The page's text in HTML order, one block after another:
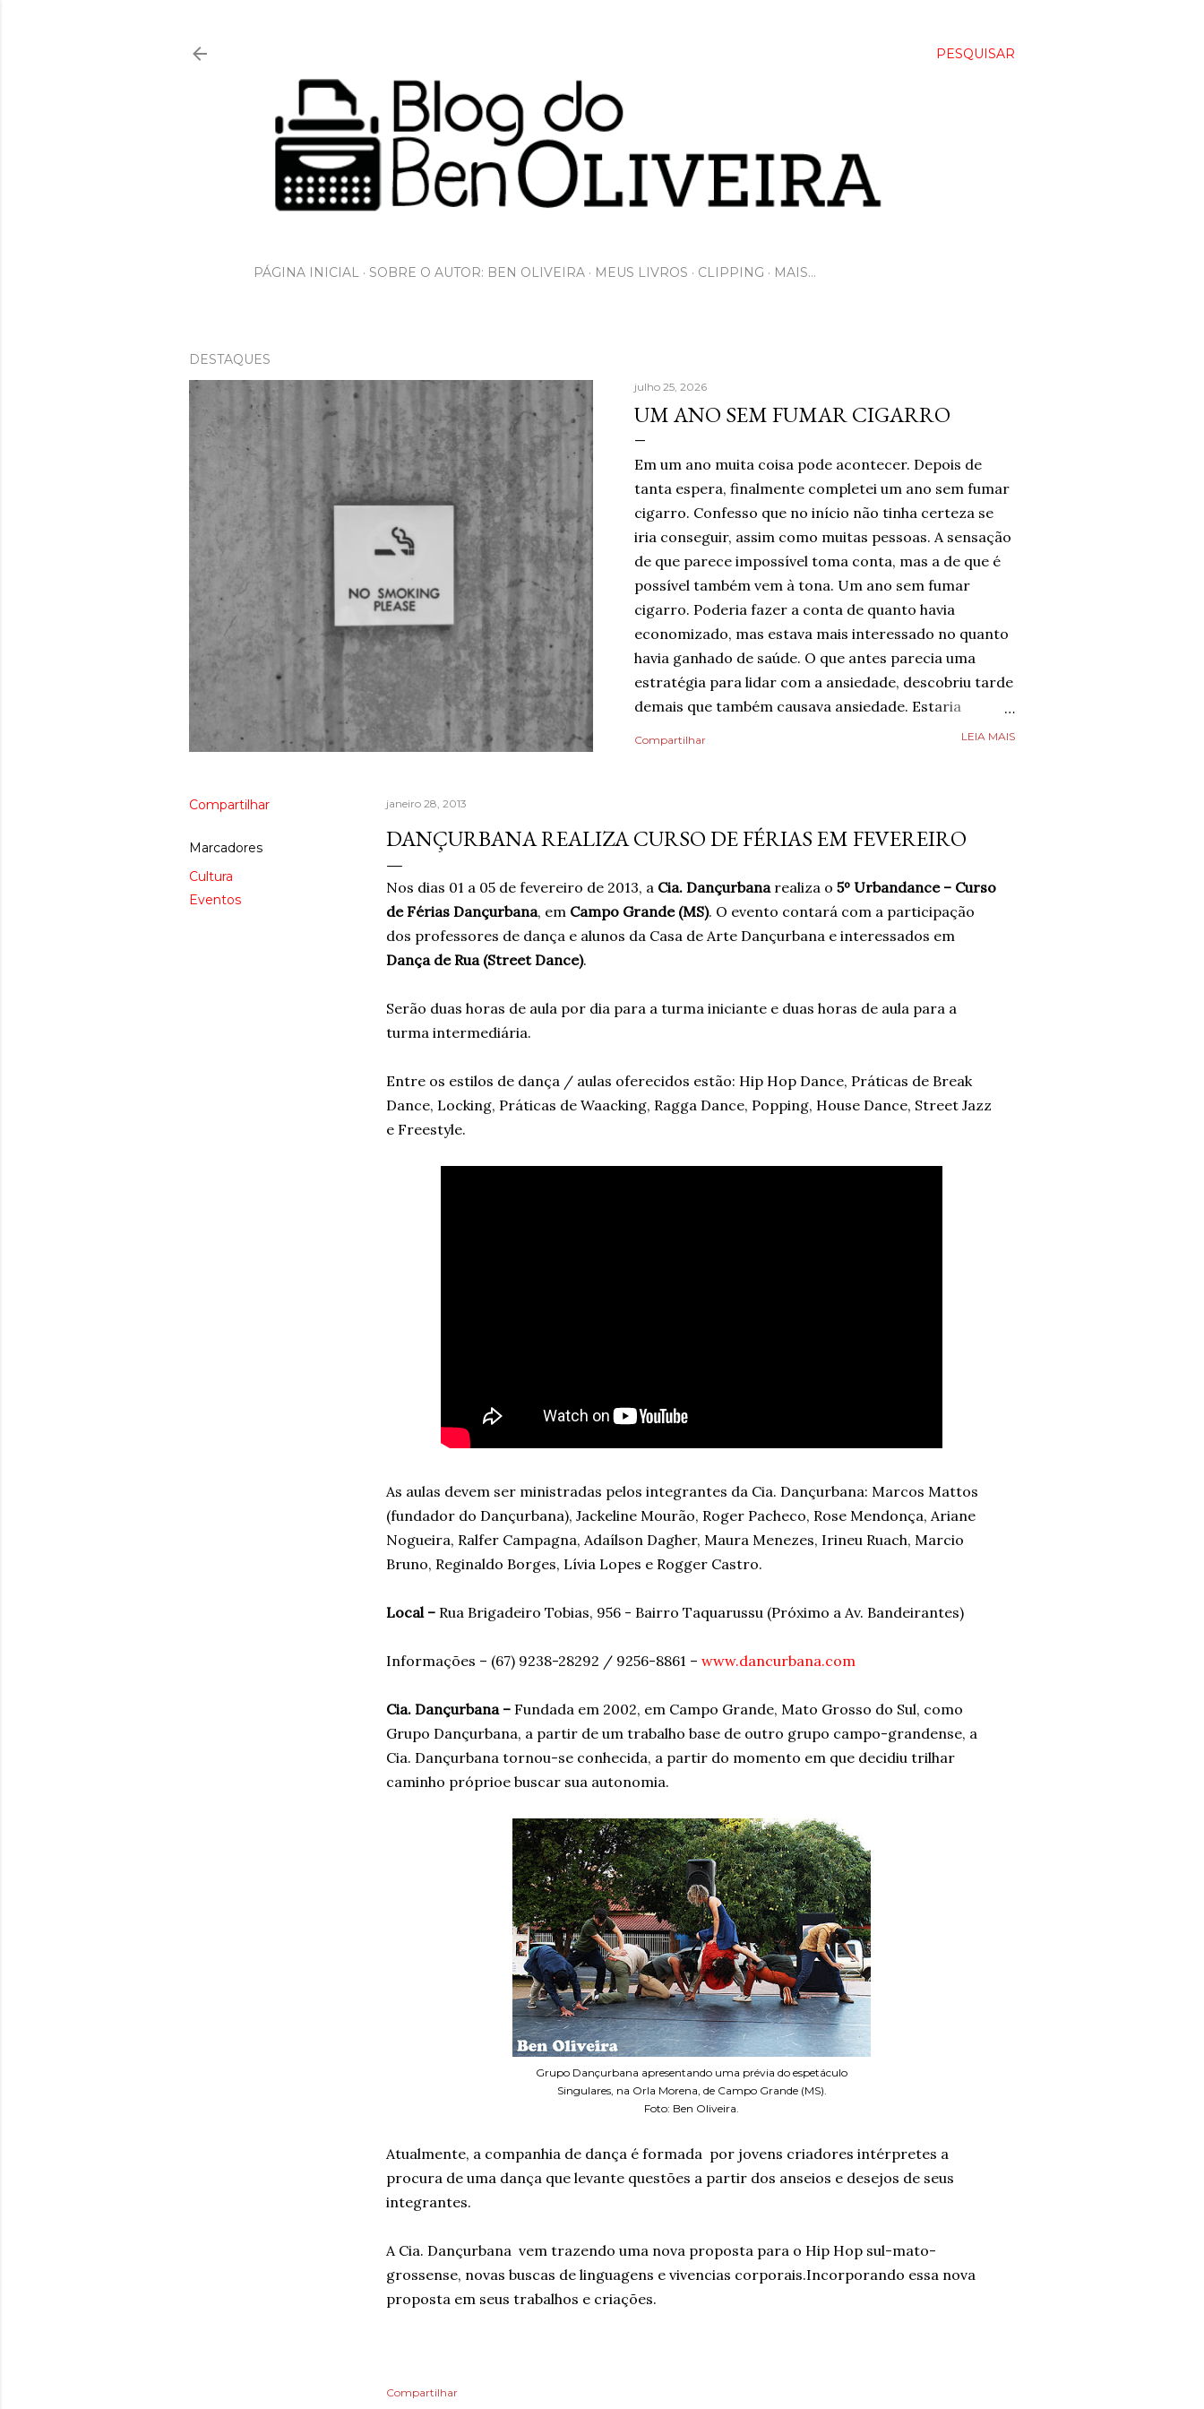
PESQUISAR
PÁGINA INICIAL SOBRE O AUTOR: BEN OLIVEIRA MEUS LIVROS CLIPPING MAIS…
DESTAQUES
julho 25, 2026
UM ANO SEM FUMAR CIGARRO
Em um ano muita coisa pode acontecer. Depois de
tanta espera, finalmente completei um ano sem fumar
cigarro. Confesso que no início não tinha certeza se
iria conseguir, assim como muitas pessoas. A sensação
de que parece impossível toma conta, mas a de que é
possível também vem à tona. Um ano sem fumar
cigarro. Poderia fazer a conta de quanto havia
economizado, mas estava mais interessado no quanto
havia ganhado de saúde. O que antes parecia uma
estratégia para lidar com a ansiedade, descobriu tarde
demais que também causava ansiedade. Estaria
mentindo se dissesse que estava completamente livre
aprendera que o cigarro não era a resposta. Pelo
contrário, que criava mais problemas. Um ano
Um ano sem fumar cigarro. Um ano. *Ben Oliveira é
escritor, formado em jornalismo . Autor do...
Compartilhar LEIA MAIS
Compartilhar
Marcadores
Cultura
Eventos
janeiro 28, 2013
DANÇURBANA REALIZA CURSO DE FÉRIAS EM FEVEREIRO
Nos dias 01 a 05 de fevereiro de 2013, a Cia. Dançurbanarealiza o 5º Urbandance – Curso
de Férias Dançurbana, em Campo Grande (MS). O evento contará com a participação
dos professores de dança e alunos da Casa de Arte Dançurbana e interessados em
Dança de Rua (Street Dance).
Serão duas horas de aula por dia para a turma iniciante e duas horas de aula para a
turma intermediária.
Entre os estilos de dança / aulas oferecidos estão: Hip Hop Dance, Práticas de Break
Dance, Locking, Práticas de Waacking, Ragga Dance, Popping, House Dance, Street Jazz
e Freestyle.
As aulas devem ser ministradas pelos integrantes da Cia. Dançurbana: Marcos Mattos
(fundador do Dançurbana), Jackeline Mourão, Roger Pacheco, Rose Mendonça, Ariane
Nogueira, Ralfer Campagna, Adaílson Dagher, Maura Menezes, Irineu Ruach, Marcio
Bruno, Reginaldo Borges, Lívia Lopes e Rogger Castro.
Local – Rua Brigadeiro Tobias, 956 - Bairro Taquarussu (Próximo a Av. Bandeirantes)
Informações – (67) 9238-28292 / 9256-8861 – www.dancurbana.com
Cia. Dançurbana – Fundada em 2002, em Campo Grande, Mato Grosso do Sul, como
Grupo Dançurbana, a partir de um trabalho base de outro grupo campo-grandense, a
Cia. Dançurbana tornou-se conhecida, a partir do momento em que decidiu trilhar
caminho próprioe buscar sua autonomia.
Grupo Dançurbana apresentando uma prévia do espetáculo
Singulares, na Orla Morena, de Campo Grande (MS).
Foto: Ben Oliveira.
Atualmente, a companhia de dança é formada por jovens criadores intérpretes a
procura de uma dança que levante questões a partir dos anseios e desejos de seus
integrantes.
A Cia. Dançurbana vem trazendo uma nova proposta para o Hip Hop sul-mato-
grossense, novas buscas de linguagens e vivencias corporais.Incorporando essa nova
proposta em seus trabalhos e criações.
Compartilhar